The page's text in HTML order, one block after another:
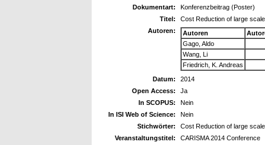
Dokumentart:
Konferenzbeitrag (Poster)
Titel:
Cost Reduction of large
Autoren:
Autoren
Gago, Aldo
Wang, Li
Friedrich, K. Andreas
Datum:
2014
Open Access:
Ja
In SCOPUS:
Nein
In ISI Web of Science:
Nein
Stichwörter:
Cost Reduction of large
Veranstaltungstitel:
CARISMA 2014 Conference